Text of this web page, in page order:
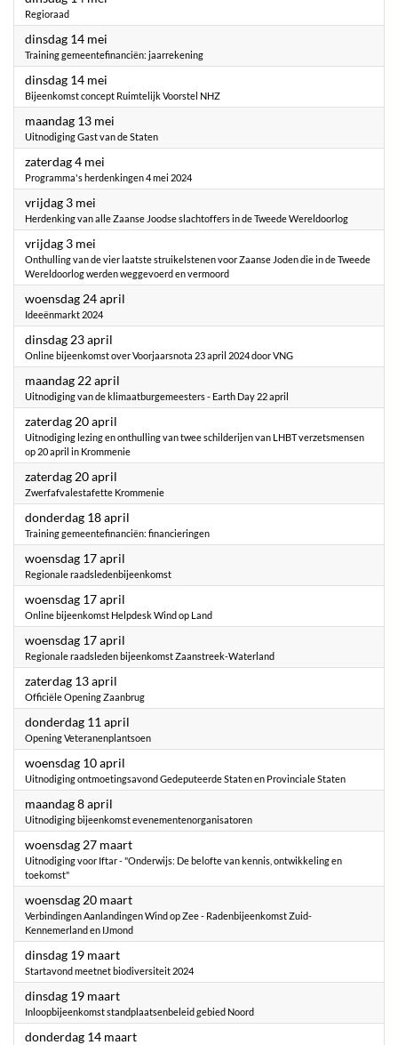
Regioraad
dinsdag 14 mei
Training gemeentefinanciën: jaarrekening
dinsdag 14 mei
Bijeenkomst concept Ruimtelijk Voorstel NHZ
maandag 13 mei
Uitnodiging Gast van de Staten
zaterdag 4 mei
Programma's herdenkingen 4 mei 2024
vrijdag 3 mei
Herdenking van alle Zaanse Joodse slachtoffers in de Tweede Wereldoorlog
vrijdag 3 mei
Onthulling van de vier laatste struikelstenen voor Zaanse Joden die in de Tweede
Wereldoorlog werden weggevoerd en vermoord
woensdag 24 april
Ideeënmarkt 2024
dinsdag 23 april
Online bijeenkomst over Voorjaarsnota 23 april 2024 door VNG
maandag 22 april
Uitnodiging van de klimaatburgemeesters - Earth Day 22 april
zaterdag 20 april
Uitnodiging lezing en onthulling van twee schilderijen van LHBT verzetsmensen
op 20 april in Krommenie
zaterdag 20 april
Zwerfafvalestafette Krommenie
donderdag 18 april
Training gemeentefinanciën: financieringen
woensdag 17 april
Regionale raadsledenbijeenkomst
woensdag 17 april
Online bijeenkomst Helpdesk Wind op Land
woensdag 17 april
Regionale raadsleden bijeenkomst Zaanstreek-Waterland
zaterdag 13 april
Officiële Opening Zaanbrug
donderdag 11 april
Opening Veteranenplantsoen
woensdag 10 april
Uitnodiging ontmoetingsavond Gedeputeerde Staten en Provinciale Staten
maandag 8 april
Uitnodiging bijeenkomst evenementenorganisatoren
woensdag 27 maart2024
Uitnodiging voor Iftar - "Onderwijs: De belofte van kennis, ontwikkeling en
toekomst"
woensdag 20 maart2024
Verbindingen Aanlandingen Wind op Zee - Radenbijeenkomst Zuid-
Kennemerland en IJmond
dinsdag 19 maart2024
Startavond meetnet biodiversiteit 2024
dinsdag 19 maart2024
Inloopbijeenkomst standplaatsenbeleid gebied Noord
donderdag 14 maart2024